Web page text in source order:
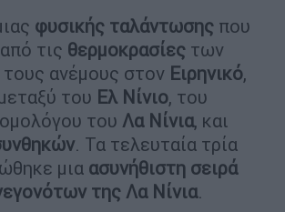
φυσικής ταλάντωσης που
τις θερμοκρασίες των
τους ανέμους στον Ειρηνικό,
του Ελ Νίνιο, του
του Λα Νίνια, και
. Τα τελευταία τρία
μια ασυνήθιστη σειρά
της Λα Νίνια.